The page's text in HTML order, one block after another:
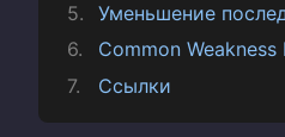
Уменьшение
Common Weakness
Ссылки